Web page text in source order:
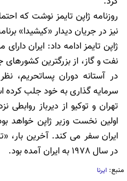
روزنامه ژاپن تایمز نوشت که
نیز در جریان دیدار «کیشیدا»
ژاپن تایمز ادامه داد: ایران
نفت و گاز، از بزرگترین
در آستانه دوران پساتحریم،
سرمایه گذاری به خود جلب
تهران و توکیو از دیرباز روابطی
اولین نخست وزیر ژاپن خواهد
ایران سفر می کند. آخرین بار،
در سال 1978 به ایران آمده بود.
منبع: ایرنا